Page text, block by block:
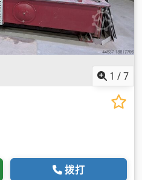
1 /7
拨打